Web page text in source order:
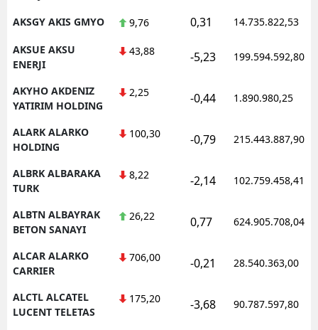
AKSGY AKIS GMYO
9,76 0,31 14.735.822,53
AKSUE AKSU
ENERJI
43,88 -5,23 199.594.592,80
AKYHO AKDENIZ
YATIRIM HOLDING
2,25 -0,44 1.890.980,25
ALARK ALARKO
HOLDING
100,30 -0,79 215.443.887,90
ALBRK ALBARAKA
TURK
8,22 -2,14 102.759.458,41
ALBTN ALBAYRAK
BETON SANAYI
26,22 0,77 624.905.708,04
ALCAR ALARKO
CARRIER
706,00 -0,21 28.540.363,00
ALCTL ALCATEL
LUCENT TELETAS
175,20 -3,68 90.787.597,80